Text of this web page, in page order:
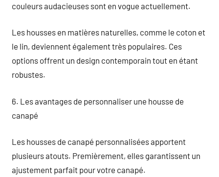
couleurs audacieuses sont en vogue actuellement.
Les housses en matières naturelles, comme le coton et
le lin, deviennent également très populaires. Ces
options offrent un design contemporain tout en étant
robustes.
6. Les avantages de personnaliser une housse de
canapé
Les housses de canapé personnalisées apportent
plusieurs atouts. Premièrement, elles garantissent un
ajustement parfait pour votre canapé.